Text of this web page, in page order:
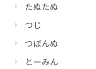
たぬたぬ
つじ
つぼんぬ
とーみん